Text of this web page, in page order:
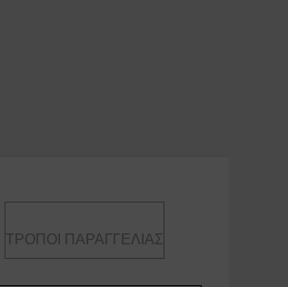
ΤΡΌΠΟΙ ΠΑΡΑΓΓΕΛΊΑΣ